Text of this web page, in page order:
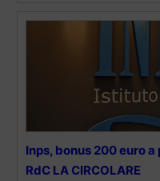
Inps, bonus 200 euro
RdC LA CIRCOLARE